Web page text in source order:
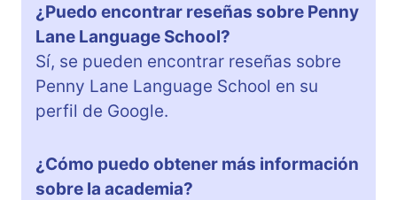
¿Puedo encontrar reseñas sobre Penny
Lane Language School?
Sí, se pueden encontrar reseñas sobre
Penny Lane Language School en su
perfil de Google.
¿Cómo puedo obtener más información
sobre la academia?